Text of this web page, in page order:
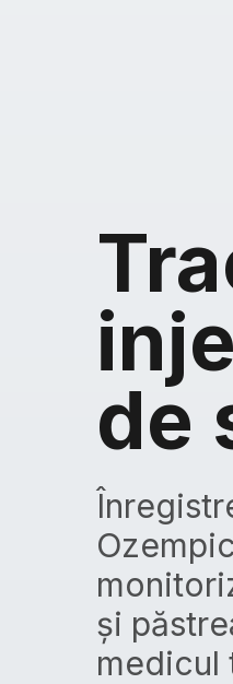
de
și
medicul